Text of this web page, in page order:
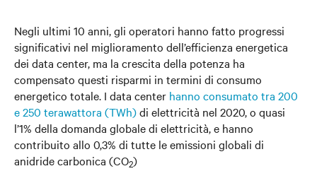
Negli ultimi 10 anni, gli operatori hanno fatto progressi
significativi nel miglioramento dell’efficienza energetica
dei data center, ma la crescita della potenza ha
compensato questi risparmi in termini di consumo
energetico totale. I data center hanno consumato tra 200
e 250 terawattora (TWh)di elettricità nel 2020, o quasi
l’1% della domanda globale di elettricità, e hanno
contribuito allo 0,3% di tutte le emissioni globali di
anidride carbonica (CO2)